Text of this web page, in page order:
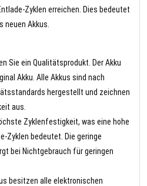
Zyklen erreichen. Dies bedeutet
neuen Akkus.
Sie ein Qualitätsprodukt. Der Akku
Akku. Alle Akkus sind nach
hergestellt und zeichnen
aus.
Zyklenfestigkeit, was eine hohe
Zyklen bedeutet. Die geringe
bei Nichtgebrauch für geringen
besitzen alle elektronischen